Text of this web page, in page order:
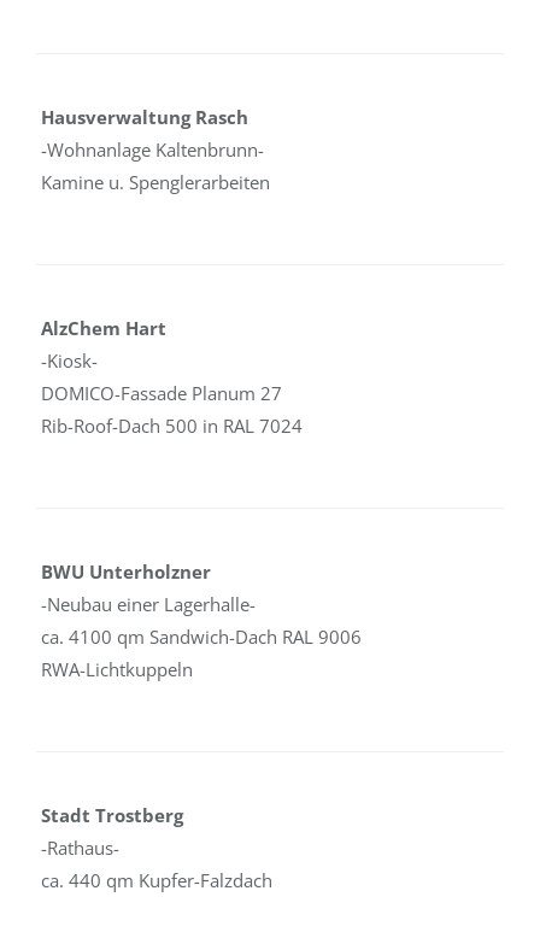
Hausverwaltung Rasch
-Wohnanlage Kaltenbrunn-
Kamine u. Spenglerarbeiten
AlzChem Hart
-Kiosk-
DOMICO-Fassade Planum 27
Rib-Roof-Dach 500 in RAL 7024
BWU Unterholzner
-Neubau einer Lagerhalle-
ca. 4100 qm Sandwich-Dach RAL 9006
RWA-Lichtkuppeln
Stadt Trostberg
-Rathaus-
ca. 440 qm Kupfer-Falzdach